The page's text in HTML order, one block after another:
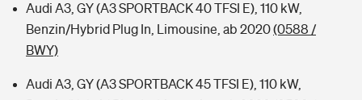
Audi A3, GY (A3 SPORTBACK 40 TFSI E), 110 kW,
Benzin/Hybrid Plug In, Limousine, ab 2020(0588 /
BWY)
Audi A3, GY (A3 SPORTBACK 45 TFSI E), 110 kW,